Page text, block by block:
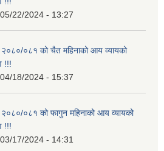
05/22/2024 - 13:27
०८१ को चैत महिनाको आय व्यायको
!!!
04/18/2024 - 15:37
०८१ को फागुन महिनाको आय व्यायको
!!!
03/17/2024 - 14:31